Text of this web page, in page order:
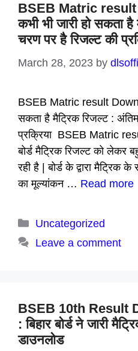
BSEB Matric
कभी भी जारी हो सकता
चरण पर है रिजल्ट की
March 28, 2023 by
BSEB Matric result
सकता है मैट्रिक रिजल्ट :
प्रक्रिया BSEB Matric
बोर्ड मैट्रिक रिजल्ट को लेकर
रही है | बोर्ड के द्वारा मैट्रिक
का मूल्यांकन … Read more
Categories
Uncategorized
Leave a comment
BSEB 10th Result
: बिहार बोर्ड ने जारी
डाउनलोड